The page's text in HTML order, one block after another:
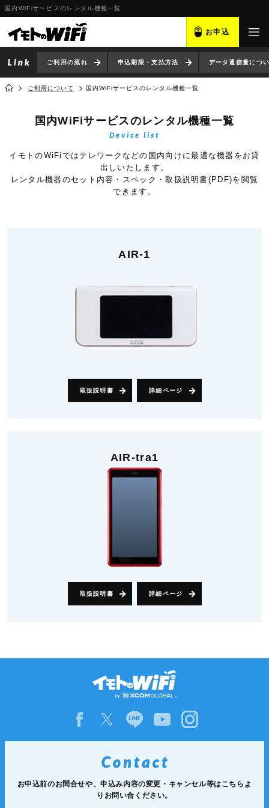
国内WiFiサービスのレンタル機種一覧
お申込
ご利用の流れ 申込期限・支払方法 データ通信量につ
ご利用について 国内WiFiサービスのレンタル機種一覧
国内WiFiサービスのレンタル機種一覧
Device list
イモトのWiFiではテレワークなどの国内向けに最適な機器をお貸
出しいたします。
レンタル機器のセット内容・スペック・取扱説明書(PDF)を閲覧
できます。
AIR-1
取扱説明書 詳細ページ
AIR-tra1
取扱説明書 詳細ページ
お申込前のお問合せや、申込み内容の変更・キャンセル等はこちらよ
りお問い合ください。